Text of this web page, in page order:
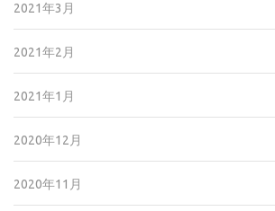
2021年3月
2021年2月
2021年1月
2020年12月
2020年11月